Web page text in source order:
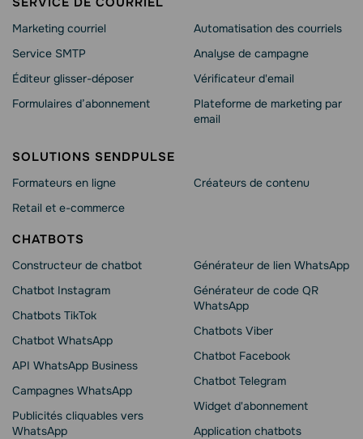
Marketing courriel
Service SMTP
Éditeur glisser-déposer
Formulaires d’abonnement
Automatisation des courriels
Analyse de campagne
Vérificateur d'email
Plateforme de marketing par
email
SOLUTIONS SENDPULSE
Formateurs en ligne
Retail et e-commerce
Créateurs de contenu
CHATBOTS
Constructeur de chatbot
Chatbot Instagram
Chatbots TikTok
Chatbot WhatsApp
API WhatsApp Business
Campagnes WhatsApp
Publicités cliquables vers
WhatsApp
Générateur de lien WhatsApp
Générateur de code QR
WhatsApp
Chatbots Viber
Сhatbot Facebook
Chatbot Telegram
Widget d'abonnement
Application chatbots